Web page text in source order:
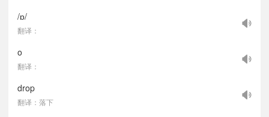
/ɒ/
翻译：
o
翻译：
drop
翻译：落下